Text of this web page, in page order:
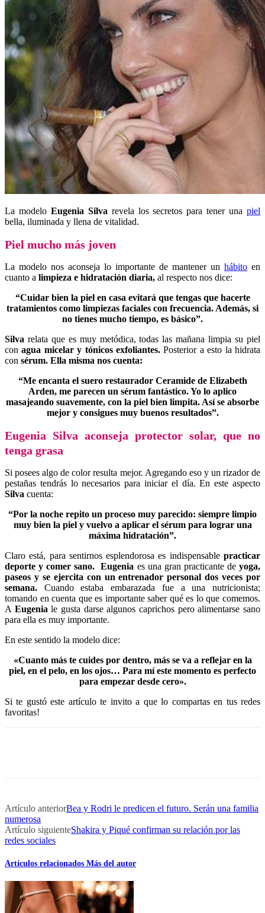
La modelo Eugenia Silva revela los secretos para tener unapiel
bella, iluminada y llena de vitalidad.
Piel mucho más joven
La modelo nos aconseja lo importante de mantener un hábito en
cuanto a limpieza e hidratación diaria, al respecto nos dice:
“Cuidar bien la piel en casa evitará que tengas que hacerte
tratamientos como limpiezas faciales con frecuencia. Además, si
no tienes mucho tiempo, es básico”.
Silva relata que es muy metódica, todas las mañana limpia su piel
conagua micelar y tónicos exfoliantes.Posterior a esto la hidrata
con sérum. Ella misma nos cuenta:
“Me encanta el suero restaurador Ceramide de Elizabeth
Arden, me parecen un sérum fantástico. Yo lo aplico
masajeando suavemente, con la piel bien limpita. Así se absorbe
mejor y consigues muy buenos resultados”.
Eugenia Silva aconseja protector solar, que no
tenga grasa
Si posees algo de color resulta mejor. Agregando eso y un rizador de
pestañas tendrás lo necesarios para iniciar el día. En este aspecto
Silva cuenta:
“Por la noche repito un proceso muy parecido: siempre limpio
muy bien la piel y vuelvo a aplicar el sérum para lograr una
máxima hidratación”.
Claro está, para sentirnos esplendorosa es indispensable practicar
deporte y comer sano. Eugenia es una gran practicante deyoga,
paseos y se ejercita con un entrenador personal dos veces por
semana. Cuando estaba embarazada fue a una nutricionista;
tomando en cuenta que es importante saber qué es lo que comemos.
A Eugenia le gusta darse algunos caprichos pero alimentarse sano
para ella es muy importante.
En este sentido la modelo dice:
«Cuanto más te cuides por dentro, más se va a reflejar en la
piel, en el pelo, en los ojos… Para mí este momento es perfecto
para empezar desde cero».
Si te gustó este artículo te invito a que lo compartas en tus redes
favoritas!
Artículo anteriorBea y Rodri le predicen el futuro. Serán una familia
numerosa
Artículo siguienteShakira y Piqué confirman su relación por las
redes sociales
Artículos relacionados Más del autor